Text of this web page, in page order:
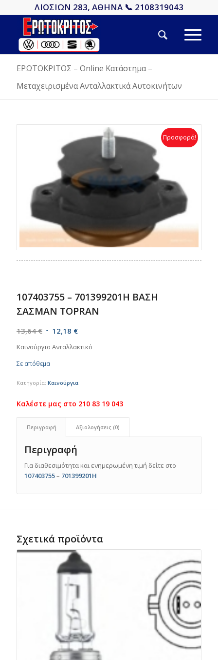
ΛΙΟΣΙΩΝ 283, ΑΘΗΝΑ 📞 2108319043
ΕΡΩΤΟΚΡΙΤΟΣ – Online Κατάστημα –
Μεταχειρισμένα Ανταλλακτικά Αυτοκινήτων
Προσφορά!
107403755 – 701399201H ΒΑΣΗ
ΣΑΣΜΑΝ TOPRAN
13,64€ Original
13,64 €.
12,18 €Η
τρέχουσα
Καινούργιο Ανταλλακτικό
Σε απόθεμα
Κατηγορία: Καινούργια
Περιγραφή Αξιολογήσεις (0)
Περιγραφή
Για διαθεσιμότητα και ενημερωμένη τιμή δείτε στο
107403755– 701399201H
Σχετικά προϊόντα